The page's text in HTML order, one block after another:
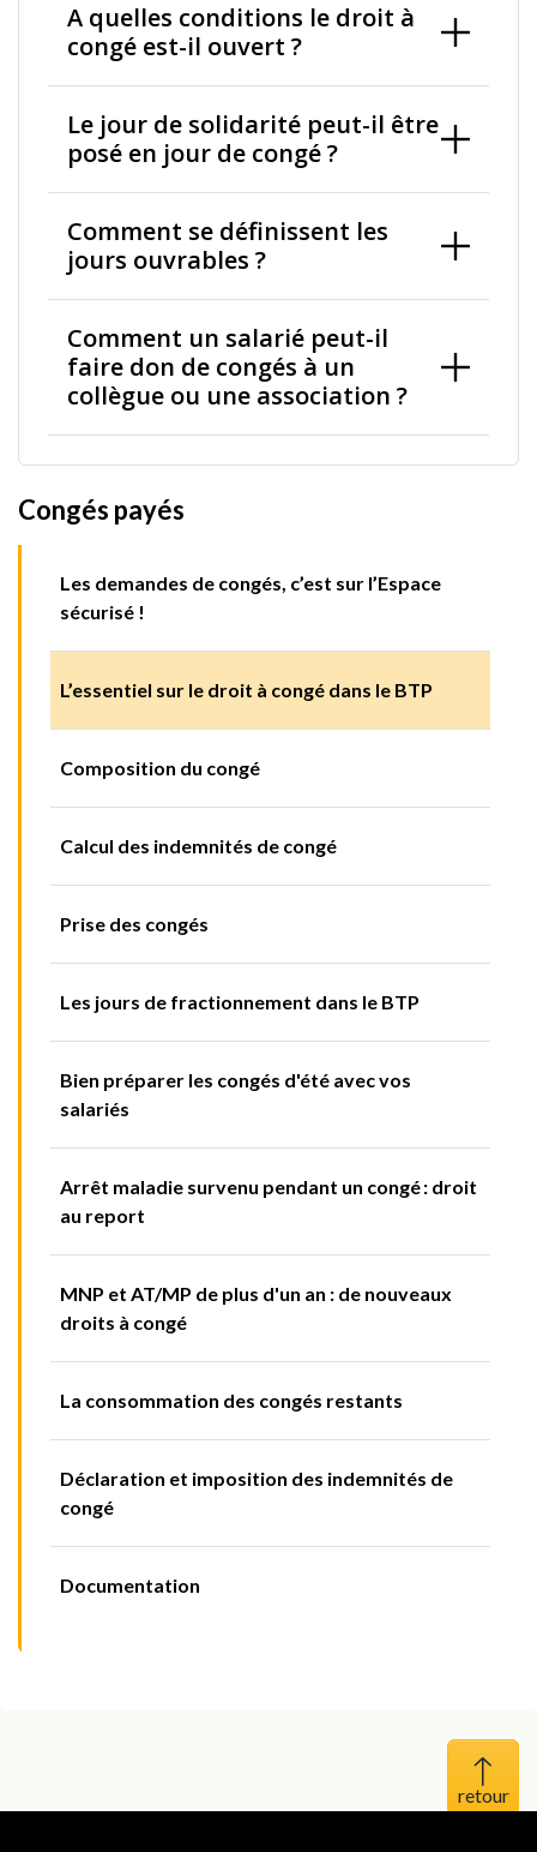
A quelles conditions le droit à
congé est-il ouvert ?
Le jour de solidarité peut-il être
posé en jour de congé ?
Comment se définissent les
jours ouvrables ?
Comment un salarié peut-il
faire don de congés à un
collègue ou une association ?
Congés payés
Les demandes de congés, c’est sur l’Espace
sécurisé !
L’essentiel sur le droit à congé dans le BTP
Composition du congé
Calcul des indemnités de congé
Prise des congés
Les jours de fractionnement dans le BTP
Bien préparer les congés d'été avec vos
salariés
Arrêt maladie survenu pendant un congé : droit
au report
MNP et AT/MP de plus d'un an : de nouveaux
droits à congé
La consommation des congés restants
Déclaration et imposition des indemnités de
congé
Documentation
Haut